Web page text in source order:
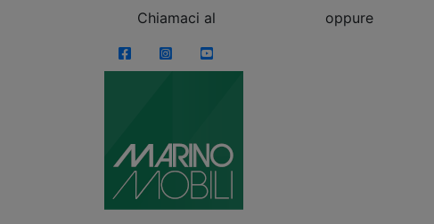
Chiamaci al oppure
FacebookInstagramYouTube